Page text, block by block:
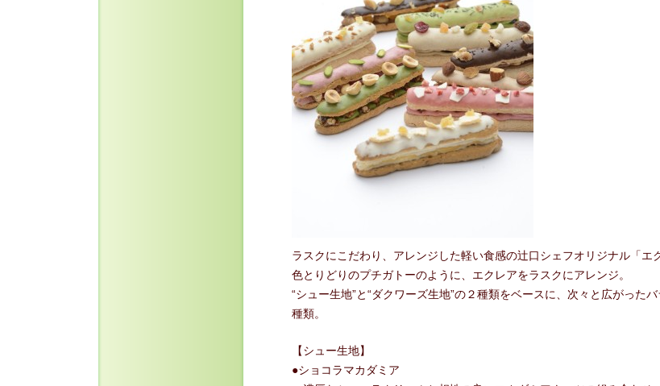
ラスクにこだわり、アレンジした軽い食感の辻口シェフオリジナル「エ
色とりどりのプチガトーのように、エクレアをラスクにアレンジ。
“シュー生地”と“ダクワーズ生地”の２種類をベースに、次々と広がった
種類。
【シュー生地】
●ショコラマカダミア